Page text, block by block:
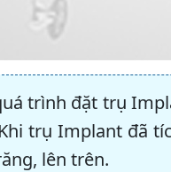
trình đặt trụ
trụ Implant đã
lên trên.